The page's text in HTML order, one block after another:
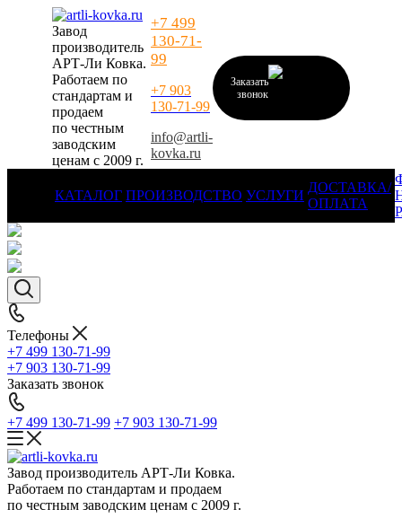
Завод
производитель
АРТ-Ли Ковка.
Работаем по
стандартам и
продаем
по честным
заводским
ценам с 2009 г.
+7 499
130-71-
99
+7 903
130-71-99
info@artli-
kovka.ru
Заказать
звонок
КАТАЛОГ ПРОИЗВОДСТВО УСЛУГИ
ДОСТАВКА/
ОПЛАТА
Телефоны
+7 499 130-71-99
+7 903 130-71-99
Заказать звонок
+7 499 130-71-99 +7 903 130-71-99
Завод производитель АРТ-Ли Ковка.
Работаем по стандартам и продаем
по честным заводским ценам с 2009 г.